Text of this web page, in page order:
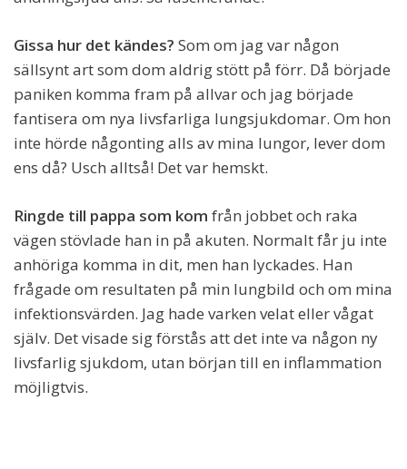
Gissa hur det kändes? Som om jag var någon
sällsynt art som dom aldrig stött på förr. Då började
paniken komma fram på allvar och jag började
fantisera om nya livsfarliga lungsjukdomar. Om hon
inte hörde någonting alls av mina lungor, lever dom
ens då? Usch alltså! Det var hemskt.
Ringde till pappa som kom från jobbet och raka
vägen stövlade han in på akuten. Normalt får ju inte
anhöriga komma in dit, men han lyckades. Han
frågade om resultaten på min lungbild och om mina
infektionsvärden. Jag hade varken velat eller vågat
själv. Det visade sig förstås att det inte va någon ny
livsfarlig sjukdom, utan början till en inflammation
möjligtvis.